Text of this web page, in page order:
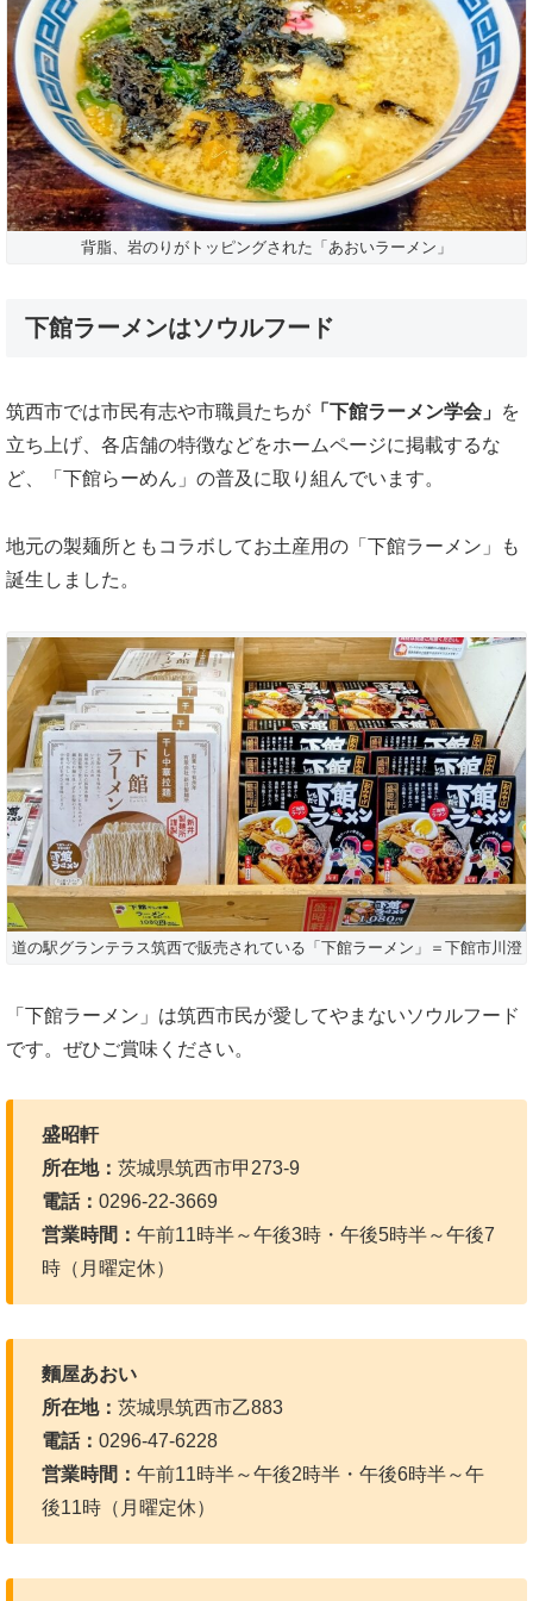
背脂、岩のりがトッピングされた「あおいラーメン」
下館ラーメンはソウルフード
筑西市では市民有志や市職員たちが 「下館ラーメン学会」
を
立ち上げ、各店舗の特徴などをホームページに掲載するな
ど、「下館らーめん」の普及に取り組んでいます。
地元の製麺所ともコラボしてお土産用の「下館ラーメン」も
誕生しました。
道の駅グランテラス筑西で販売されている「下館ラーメン」＝下館市川澄
「下館ラーメン」は筑西市民が愛してやまないソウルフード
です。ぜひご賞味ください。
盛昭軒
所在地： 茨城県筑西市甲273-9
電話： 0296-22-3669
営業時間： 午前11時半～午後3時・午後5時半～午後7
時（月曜定休）
麵屋あおい
所在地： 茨城県筑西市乙883
電話： 0296-47-6228
営業時間： 午前11時半～午後2時半・午後6時半～午
後11時（月曜定休）